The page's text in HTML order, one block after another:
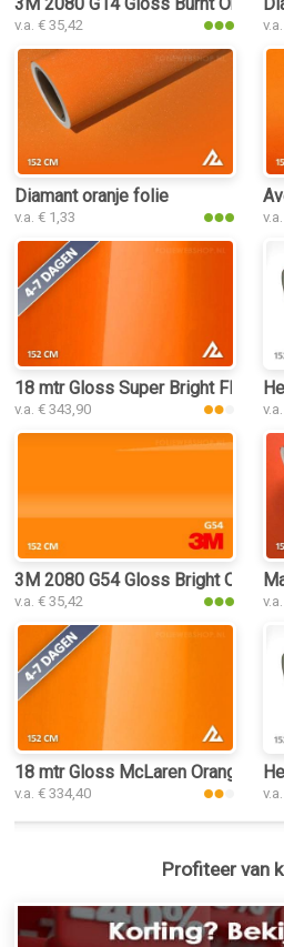
v.a. € 35,42
Diamant oranje folie
v.a. € 1,33
18 mtr Gloss Super Bright Flame
v.a. € 343,90
3M 2080 G54 Gloss Bright
v.a. € 35,42
18 mtr Gloss McLaren Orange
v.a. € 334,40
Profiteer van